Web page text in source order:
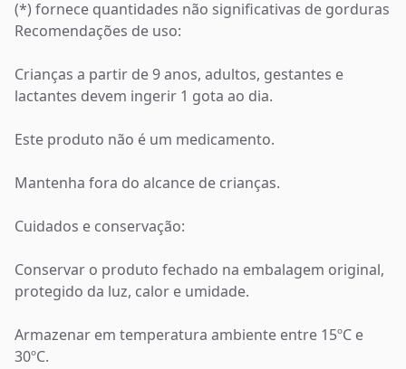
(*) fornece quantidades não significativas de gorduras
Recomendações de uso:
Crianças a partir de 9 anos, adultos, gestantes e
lactantes devem ingerir 1 gota ao dia.
Este produto não é um medicamento.
Mantenha fora do alcance de crianças.
Cuidados e conservação:
Conservar o produto fechado na embalagem original,
protegido da luz, calor e umidade.
Armazenar em temperatura ambiente entre 15ºC e
30ºC.